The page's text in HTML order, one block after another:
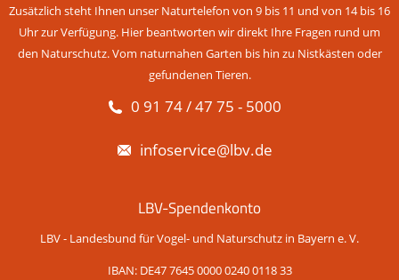
Zusätzlich steht Ihnen unser Naturtelefon von 9 bis 11 und von 14 bis 16
Uhr zur Verfügung. Hier beantworten wir direkt Ihre Fragen rund um
den Naturschutz. Vom naturnahen Garten bis hin zu Nistkästen oder
gefundenen Tieren.
0 91 74 / 47 75 - 5000
infoservice@lbv.de
LBV-Spendenkonto
LBV - Landesbund für Vogel- und Naturschutz in Bayern e. V.
IBAN: DE47 7645 0000 0240 0118 33